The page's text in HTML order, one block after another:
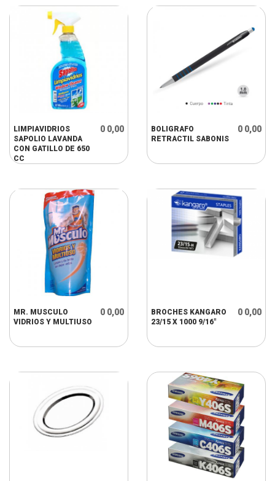
LIMPIAVIDRIOS
SAPOLIO LAVANDA
CON GATILLO DE 650
CC
0 0,00
BOLIGRAFO
RETRACTIL SABONIS
0 0,00
MR. MUSCULO
VIDRIOS Y MULTIUSO
0 0,00
BROCHES KANGARO
23/15 X 1000 9/16"
0 0,00